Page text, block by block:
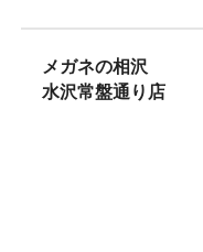
メガネの相沢
水沢常盤通り店